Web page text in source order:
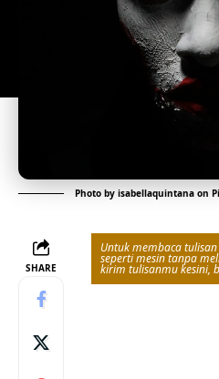
Photo by isabellaquintana on
SHARE
Untuk membaca
seperti mesin tanpa
kirim tulisanmu kesini,